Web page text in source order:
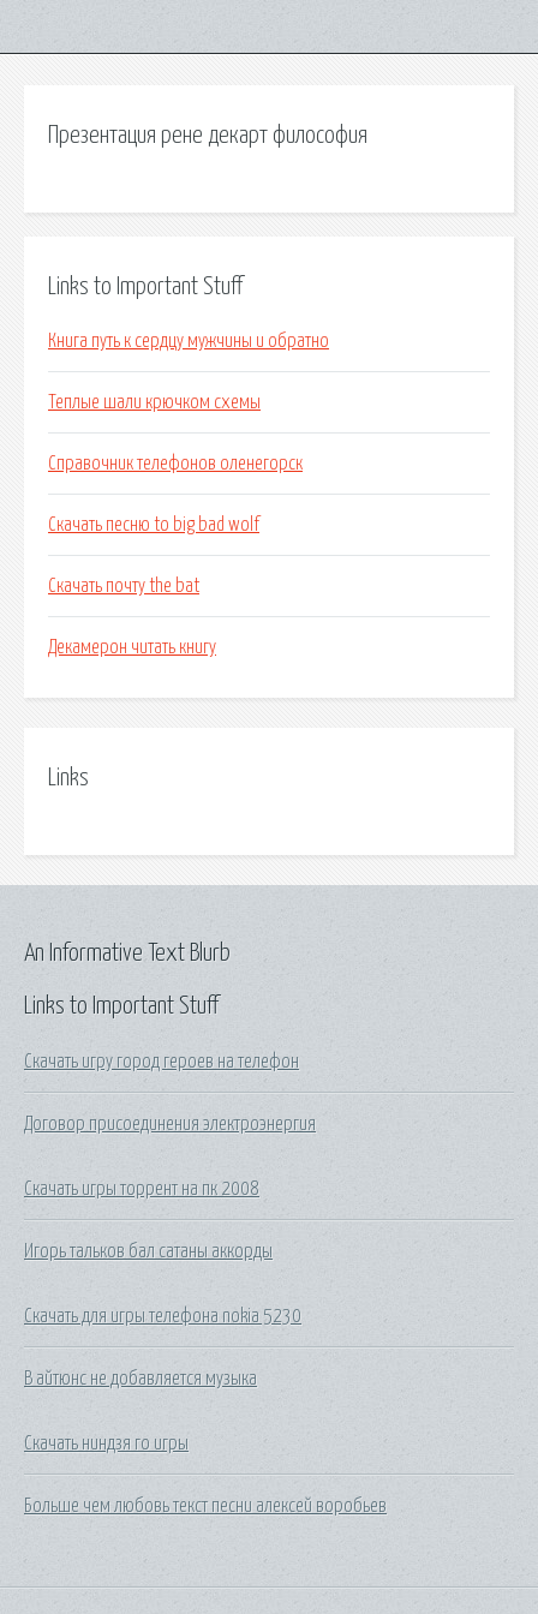
Презентация рене декарт философия
Links to Important Stuff
Книга путь к сердцу мужчины и обратно
Теплые шали крючком схемы
Справочник телефонов оленегорск
Скачать песню to big bad wolf
Скачать почту the bat
Декамерон читать книгу
Links
Links to Important Stuff
Скачать игру город героев на телефон
Договор присоединения электроэнергия
Скачать игры торрент на пк 2008
Игорь тальков бал сатаны аккорды
Скачать для игры телефона nokia 5230
В айтюнс не добавляется музыка
Скачать ниндзя го игры
Больше чем любовь текст песни алексей воробьев
An Informative Text Blurb